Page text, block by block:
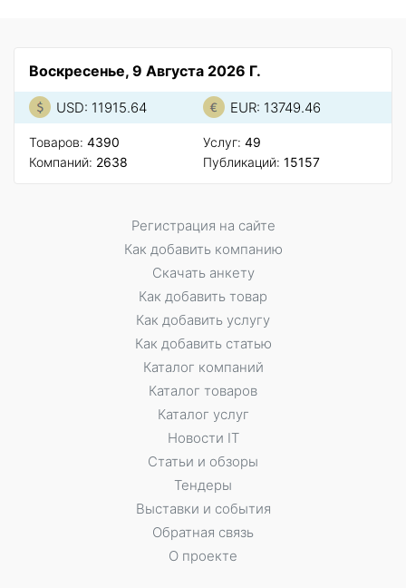
Воскресенье, 9 Августа 2026 Г.
USD: 11915.64 EUR: 13749.46
Товаров: 4390
Компаний: 2638
Услуг: 49
Публикаций: 15157
Регистрация на сайте
Как добавить компанию
Скачать анкету
Как добавить товар
Как добавить услугу
Как добавить статью
Каталог компаний
Каталог товаров
Каталог услуг
Новости IT
Статьи и обзоры
Тендеры
Выставки и события
Обратная связь
О проекте